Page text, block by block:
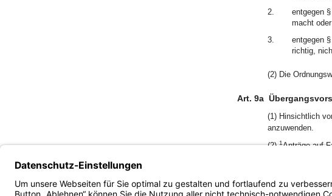
2.
entgegen
macht oder
3.
entgegen
richtig,
(2) Die
Art. 9a
(1) Hinsichtlich
anzuwenden.
(2)1Anträge auf